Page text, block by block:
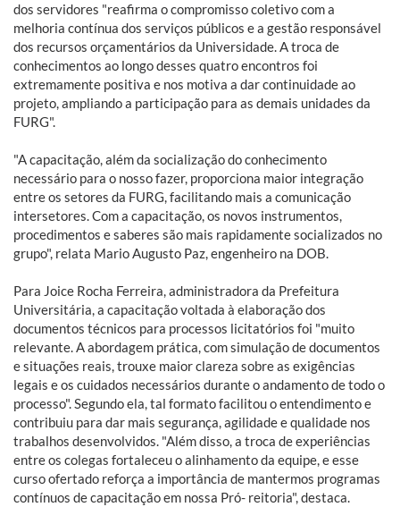
dos servidores "reafirma o compromisso coletivo com a
melhoria contínua dos serviços públicos e a gestão responsável
dos recursos orçamentários da Universidade. A troca de
conhecimentos ao longo desses quatro encontros foi
extremamente positiva e nos motiva a dar continuidade ao
projeto, ampliando a participação para as demais unidades da
FURG".
"A capacitação, além da socialização do conhecimento
necessário para o nosso fazer, proporciona maior integração
entre os setores da FURG, facilitando mais a comunicação
intersetores. Com a capacitação, os novos instrumentos,
procedimentos e saberes são mais rapidamente socializados no
grupo", relata Mario Augusto Paz, engenheiro na DOB.
Para Joice Rocha Ferreira, administradora da Prefeitura
Universitária, a capacitação voltada à elaboração dos
documentos técnicos para processos licitatórios foi "muito
relevante. A abordagem prática, com simulação de documentos
e situações reais, trouxe maior clareza sobre as exigências
legais e os cuidados necessários durante o andamento de todo o
processo". Segundo ela, tal formato facilitou o entendimento e
contribuiu para dar mais segurança, agilidade e qualidade nos
trabalhos desenvolvidos. "Além disso, a troca de experiências
entre os colegas fortaleceu o alinhamento da equipe, e esse
curso ofertado reforça a importância de mantermos programas
contínuos de capacitação em nossa Pró- reitoria", destaca.